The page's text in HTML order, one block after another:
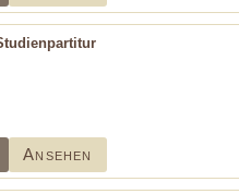
Ansehen